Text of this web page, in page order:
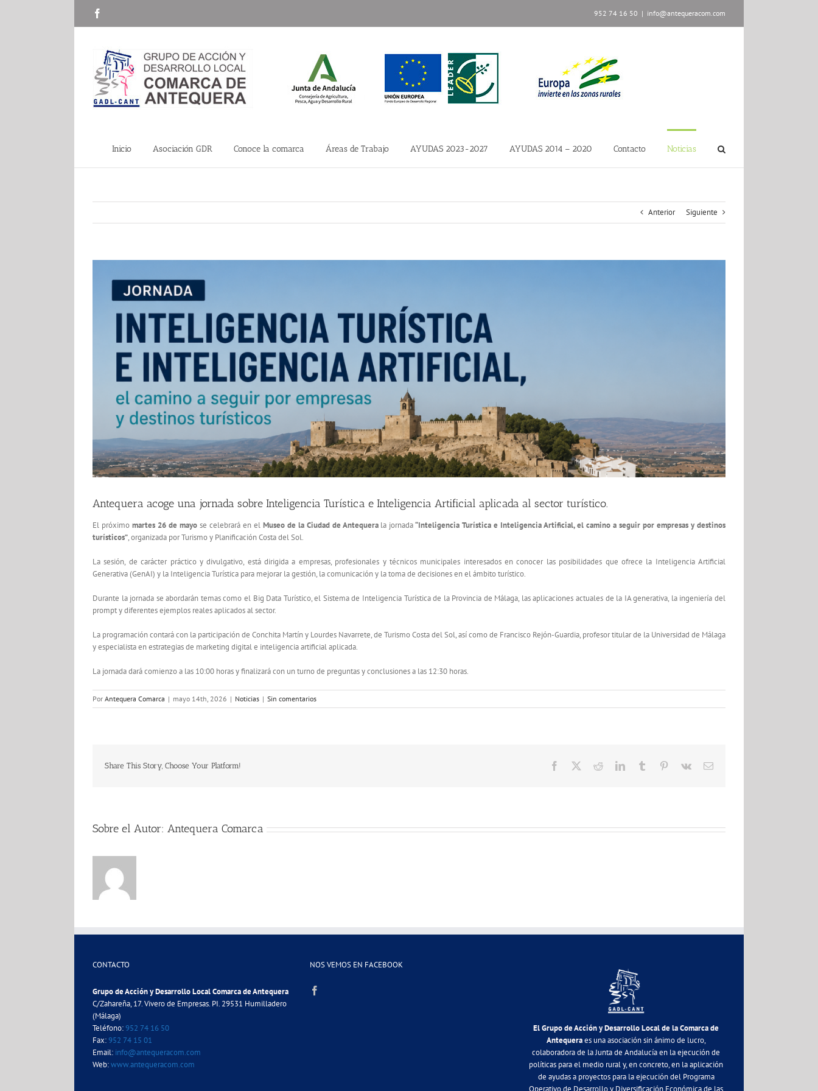
952 74 16 50 | info@antequeracom.com
Inicio Asociación GDR Conoce la comarca Áreas de Trabajo AYUDAS 2023-2027 AYUDAS 2014 – 2020 Contacto Noticias
Anterior Siguiente
imagen
grande
Antequera acoge una jornada sobre Inteligencia Turística e Inteligencia Artificial aplicada al sector turístico.
El próximo martes 26 de mayose celebrará en el Museo de la Ciudad de Antequerala jornada“Inteligencia Turística e Inteligencia Artificial, el camino a seguir por empresas y destinos
turísticos”, organizada por Turismo y Planificación Costa del Sol.
La sesión, de carácter práctico y divulgativo, está dirigida a empresas, profesionales y técnicos municipales interesados en conocer las posibilidades que ofrece la Inteligencia Artificial
Generativa (GenAI) y la Inteligencia Turística para mejorar la gestión, la comunicación y la toma de decisiones en el ámbito turístico.
Durante la jornada se abordarán temas como el Big Data Turístico, el Sistema de Inteligencia Turística de la Provincia de Málaga, las aplicaciones actuales de la IA generativa, la ingeniería del
prompt y diferentes ejemplos reales aplicados al sector.
La programación contará con la participación de Conchita Martín y Lourdes Navarrete, de Turismo Costa del Sol, así como de Francisco Rejón-Guardia, profesor titular de la Universidad de Málaga
y especialista en estrategias de marketing digital e inteligencia artificial aplicada.
La jornada dará comienzo a las 10:00 horas y finalizará con un turno de preguntas y conclusiones a las 12:30 horas.
Por Antequera Comarca | mayo 14th, 2026 | Noticias | Sin comentarios
Share This Story, Choose Your Platform! Facebook RedditLinkedInTumblr Pinterest
Vk
Correo
Sobre el Autor: Antequera Comarca
CONTACTO
Grupo de Acción y Desarrollo Local Comarca de Antequera
C/Zahareña, 17. Vivero de Empresas. PI. 29531 Humilladero
(Málaga)
Teléfono:952 74 16 50
Fax:952 74 15 01
Email: info@antequeracom.com
Web:www.antequeracom.com
NOS VEMOS EN FACEBOOK
El Grupo de Acción y Desarrollo Local de la Comarca de
Antequeraes una asociación sin ánimo de lucro,
colaboradora de la Junta de Andalucía en la ejecución de
políticas para el medio rural y, en concreto, en la aplicación
de ayudas a proyectos para la ejecución del Programa